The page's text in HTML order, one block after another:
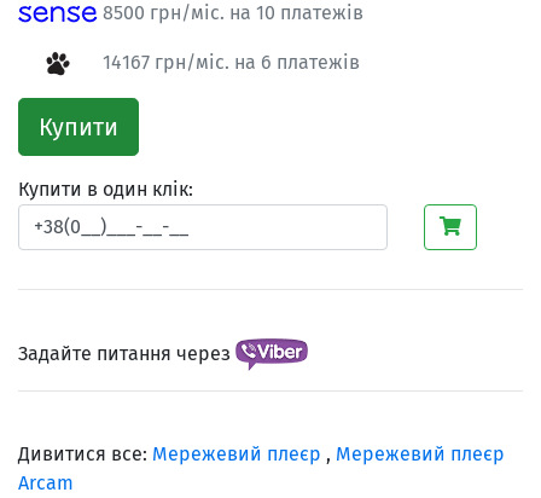
8500 грн/міс. на 10 платежів
14167 грн/міс. на 6 платежів
Купити
Купити в один клік:
Задайте питання через
Дивитися все: Мережевий плеєр , Мережевий плеєр
Arcam